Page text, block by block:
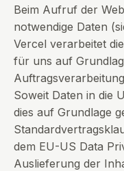
Beim Aufruf der
notwendige Daten
Vercel verarbeitet
für uns auf
Soweit Daten in die
dies auf Grundlage
dem EU-US Data
Auslieferung der